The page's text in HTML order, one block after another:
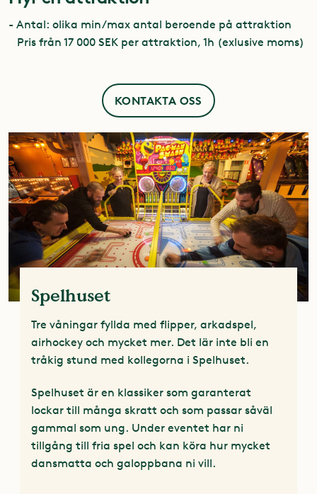
- Antal: olika min/max antal beroende på attraktion
Pris från 17 000 SEK per attraktion, 1h (exlusive moms)
KONTAKTA OSS
Spelhuset
Tre våningar fyllda med flipper, arkadspel,
airhockey och mycket mer. Det lär inte bli en
tråkig stund med kollegorna i Spelhuset.
Spelhuset är en klassiker som garanterat
lockar till många skratt och som passar såväl
gammal som ung. Under eventet har ni
tillgång till fria spel och kan köra hur mycket
dansmatta och galoppbana ni vill.